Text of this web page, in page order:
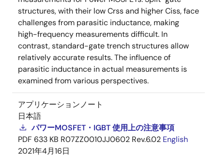
structures, with their low Crss and higher Ciss, face
challenges from parasitic inductance, making
high-frequency measurements difficult. In
contrast, standard-gate trench structures allow
relatively accurate results. The influence of
parasitic inductance in actual measurements is
examined from various perspectives.
アプリケーションノート
日本語
パワーMOSFET・IGBT 使用上の注意事項
PDF 633 KB R07ZZ0010JJ0602 Rev.6.02 English
2021年4月16日